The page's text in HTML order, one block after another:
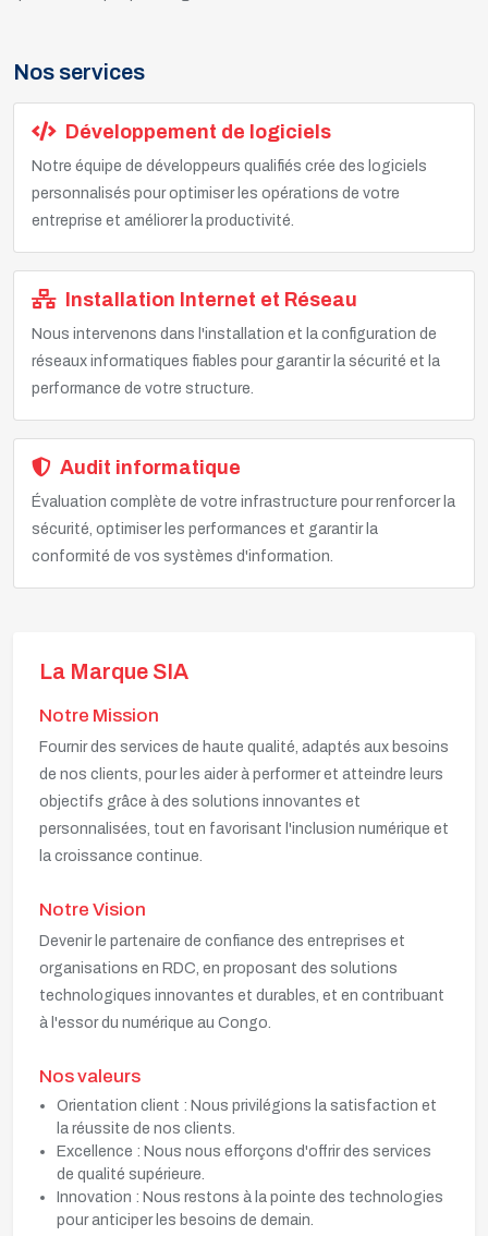
Nos services
Développement de logiciels
Notre équipe de développeurs qualifiés crée des logiciels
personnalisés pour optimiser les opérations de votre
entreprise et améliorer la productivité.
Installation Internet et Réseau
Nous intervenons dans l'installation et la configuration de
réseaux informatiques fiables pour garantir la sécurité et la
performance de votre structure.
Audit informatique
Évaluation complète de votre infrastructure pour renforcer la
sécurité, optimiser les performances et garantir la
conformité de vos systèmes d'information.
La Marque SIA
Notre Mission
Fournir des services de haute qualité, adaptés aux besoins
de nos clients, pour les aider à performer et atteindre leurs
objectifs grâce à des solutions innovantes et
personnalisées, tout en favorisant l'inclusion numérique et
la croissance continue.
Notre Vision
Devenir le partenaire de confiance des entreprises et
organisations en RDC, en proposant des solutions
technologiques innovantes et durables, et en contribuant
à l'essor du numérique au Congo.
Nos valeurs
Orientation client : Nous privilégions la satisfaction et
la réussite de nos clients.
Excellence : Nous nous efforçons d'offrir des services
de qualité supérieure.
Innovation : Nous restons à la pointe des technologies
pour anticiper les besoins de demain.